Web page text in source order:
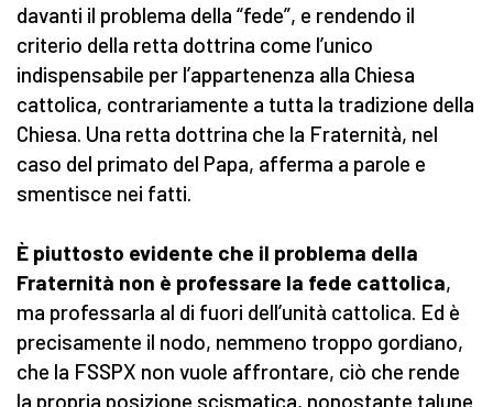
davanti il problema della “fede”, e rendendo il
criterio della retta dottrina come l’unico
indispensabile per l’appartenenza alla Chiesa
cattolica, contrariamente a tutta la tradizione della
Chiesa. Una retta dottrina che la Fraternità, nel
caso del primato del Papa, afferma a parole e
smentisce nei fatti.
È piuttosto evidente che il problema della
Fraternità non è professare la fede cattolica,
ma professarla al di fuori dell’unità cattolica. Ed è
precisamente il nodo, nemmeno troppo gordiano,
che la FSSPX non vuole affrontare, ciò che rende
la propria posizione scismatica, nonostante talune